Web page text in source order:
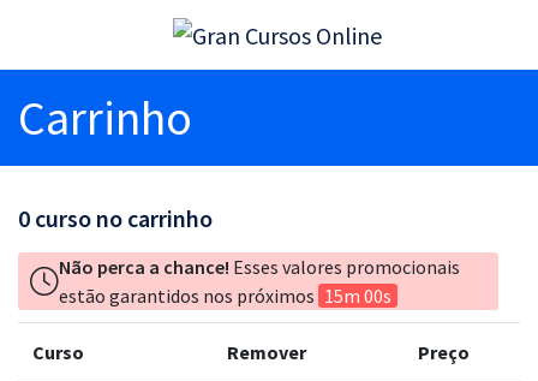
Carrinho
0 curso no carrinho
Não perca a chance! Esses valores promocionais
estão garantidos nos próximos 15m 00s
Curso Remover Preço